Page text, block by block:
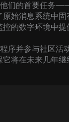
们的首要任务
始消息系统中
的数字环境中提
序并参与社区
将在未来几年